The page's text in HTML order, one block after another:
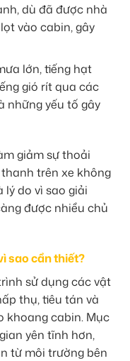
dù đã được nhà
vào cabin, gây
lớn, tiếng hạt
gió rít qua các
những yếu tố gây
giảm sự thoải
trên xe không
do vì sao giải
được nhiều chủ
sao cần thiết?
sử dụng các vật
thụ, tiêu tán và
khoang cabin. Mục
yên tĩnh hơn,
từ môi trường bên